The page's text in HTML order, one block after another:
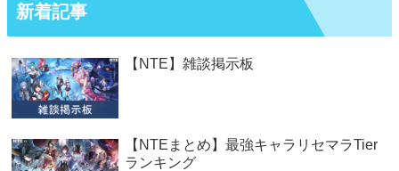
新着記事
【NTE】雑談掲示板
【NTEまとめ】最強キャラリセマラTier
ランキング